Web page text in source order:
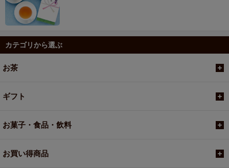
カテゴリから選ぶ
お茶
ギフト
お菓子・食品・飲料
お買い得商品